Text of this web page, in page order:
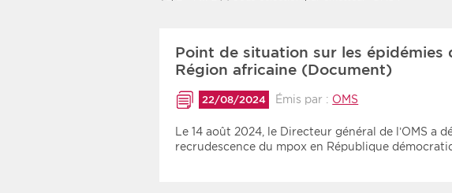
Communiqués des 10 derniers jours
Recherche par mots clés
Zone géographique Période
Point de situation sur les épidémies
Région africaine (Document)
22/08/2024 Émis par : OMS
Le 14 août 2024, le Directeur général de l’OMS a
recrudescence du mpox en République